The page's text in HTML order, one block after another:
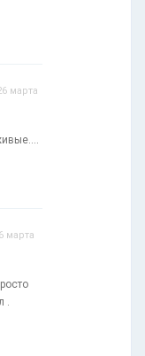
марта
марта
.